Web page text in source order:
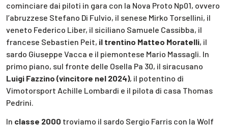
cominciare dai piloti in gara con la Nova Proto Np01, ovvero
l’abruzzese Stefano Di Fulvio, il senese Mirko Torsellini, il
veneto Federico Liber, il siciliano Samuele Cassibba, il
francese Sebastien Peit, il trentino Matteo Moratelli, il
sardo Giuseppe Vacca e il piemontese Mario Massagli. In
primo piano, sul fronte delle Osella Pa 30, il siracusano
Luigi Fazzino (vincitore nel 2024), il potentino di
Vimotorsport Achille Lombardi e il pilota di casa Thomas
Pedrini.
In classe 2000 troviamo il sardo Sergio Farris con la Wolf